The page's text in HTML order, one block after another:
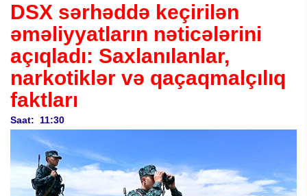
DSX sərhəddə keçirilən
əməliyyatların nəticələrini
açıqladı: Saxlanılanlar,
narkotiklər və qaçaqmalçılıq
faktları
Saat: 11:30